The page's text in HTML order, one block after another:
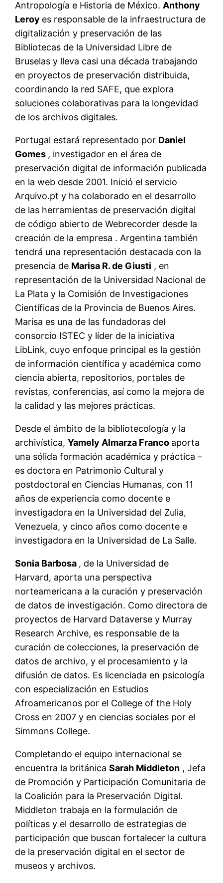
Antropología e Historia de México.Anthony
Leroy es responsable de la infraestructura de
digitalización y preservación de las
Bibliotecas de la Universidad Libre de
Bruselas y lleva casi una década trabajando
en proyectos de preservación distribuida,
coordinando la red SAFE, que explora
soluciones colaborativas para la longevidad
de los archivos digitales.
Portugal estará representado por Daniel
Gomes , investigador en el área de
preservación digital de información publicada
en la web desde 2001. Inició el servicio
Arquivo.pt y ha colaborado en el desarrollo
de las herramientas de preservación digital
de código abierto de Webrecorder desde la
creación de la empresa . Argentina también
tendrá una representación destacada con la
presencia de Marisa R. de Giusti , en
representación de la Universidad Nacional de
La Plata y la Comisión de Investigaciones
Científicas de la Provincia de Buenos Aires.
Marisa es una de las fundadoras del
consorcio ISTEC y líder de la iniciativa
LibLink, cuyo enfoque principal es la gestión
de información científica y académica como
ciencia abierta, repositorios, portales de
revistas, conferencias, así como la mejora de
la calidad y las mejores prácticas.
Desde el ámbito de la bibliotecología y la
archivística,Yamely Almarza Franco aporta
una sólida formación académica y práctica –
es doctora en Patrimonio Cultural y
postdoctoral en Ciencias Humanas, con 11
años de experiencia como docente e
investigadora en la Universidad del Zulia,
Venezuela, y cinco años como docente e
investigadora en la Universidad de La Salle.
Sonia Barbosa , de la Universidad de
Harvard, aporta una perspectiva
norteamericana a la curación y preservación
de datos de investigación. Como directora de
proyectos de Harvard Dataverse y Murray
Research Archive, es responsable de la
curación de colecciones, la preservación de
datos de archivo, y el procesamiento y la
difusión de datos. Es licenciada en psicología
con especialización en Estudios
Afroamericanos por el College of the Holy
Cross en 2007 y en ciencias sociales por el
Simmons College.
Completando el equipo internacional se
encuentra la británicaSarah Middleton , Jefa
de Promoción y Participación Comunitaria de
la Coalición para la Preservación Digital.
Middleton trabaja en la formulación de
políticas y el desarrollo de estrategias de
participación que buscan fortalecer la cultura
de la preservación digital en el sector de
museos y archivos.